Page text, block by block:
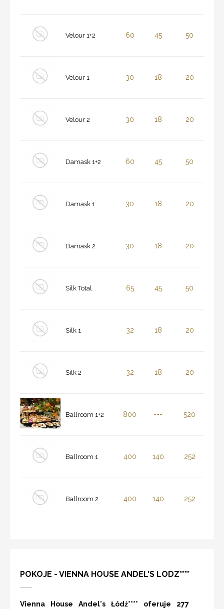
Velour 1+2 60 45 50
Velour 1 30 18 20
Velour 2 30 18 20
Damask 1+2 60 45 50
Damask 1 30 18 20
Damask 2 30 18 20
Silk Total 65 45 50
Silk 1 32 18 20
Silk 2 32 18 20
Ballroom 1+2 800 --- 520
Ballroom 1 400 140 252
Ballroom 2 400 140 252
POKOJE - VIENNA HOUSE ANDEL'S LODZ****
Vienna House Andel's Łódź**** oferuje 277